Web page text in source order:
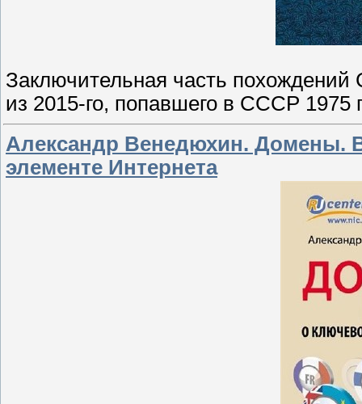
Заключительная часть похождений
из 2015-го, попавшего в СССР 1975
Александр Венедюхин. Домены.
элементе Интернета